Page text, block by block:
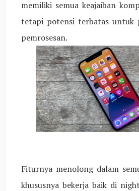
memiliki semua keajaiban
tetapi potensi terbatas untuk
pemrosesan.
Fiturnya menolong dalam
khususnya bekerja baik di